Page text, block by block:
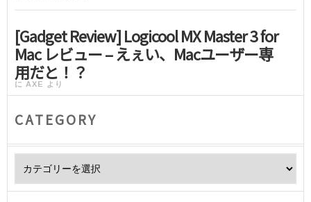
[Gadget Review] Logicool MX Master 3 for
Mac レビュー – えぇい、Macユーザー専
用だと！？
に AXE より
CATEGORY